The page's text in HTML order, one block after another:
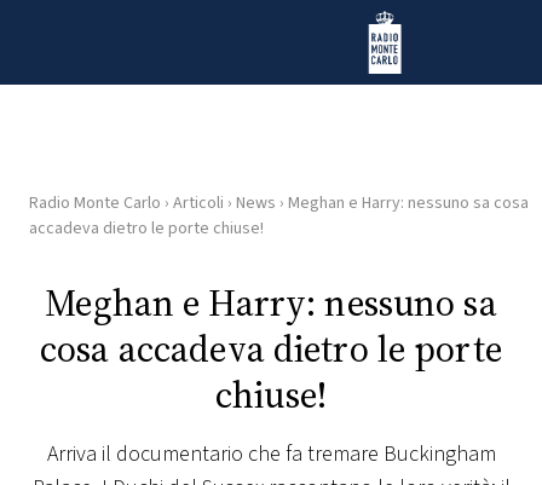
Radio Monte Carlo
HOME
RADIO
WEB
PLAYLIST
Radio Monte Carlo › Articoli › News › Meghan e Harry: nessuno sa cosa
accadeva dietro le porte chiuse!
Meghan e Harry: nessuno sa
cosa accadeva dietro le porte
chiuse!
Arriva il documentario che fa tremare Buckingham